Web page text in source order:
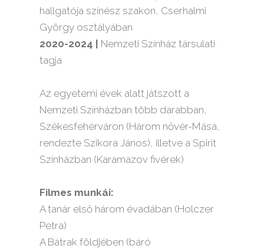
hallgatója színész szakon, Cserhalmi
György osztályában
2020-2024 |
Nemzeti Színház társulati
tagja
Az egyetemi évek alatt játszott a
Nemzeti Színházban több darabban,
Székesfehérváron (Három nővér-Mása,
rendezte Szikora János), illetve a Spirit
Színházban (Karamazov fivérek)
Filmes munkái:
A tanár első három évadában (Holczer
Petra)
A Bátrak földjében (báró